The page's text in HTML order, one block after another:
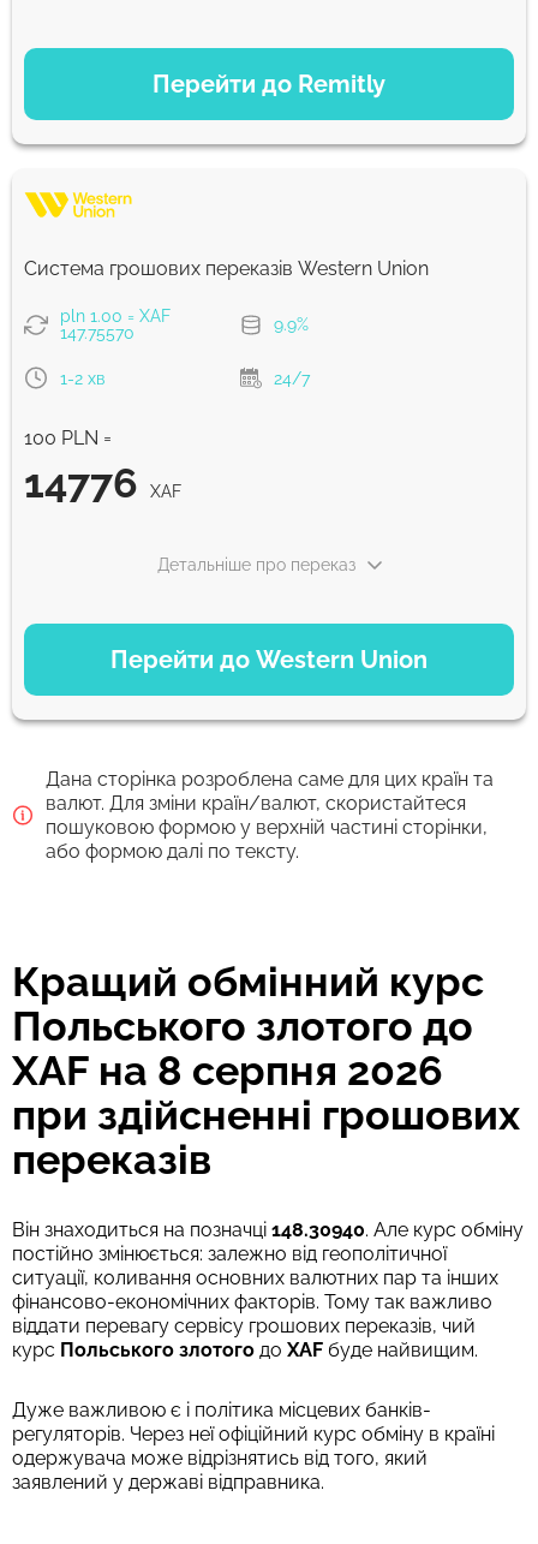
Перейти до Remitly
ВАРІАНТИ ОПЛАТИ
Економний
14793 XAF 5 д
14793 XAF
Комісія Strumok, завжди 0%
Система грошових переказів Western Union
pln 1.00 = XAF
147.75570
9.9%
1-2 хв 24/7
100 PLN =
14776 XAF
Перейти до Western Union
Детальніше про переказ
ВАРІАНТИ ОПЛАТИ
Debit/Credit Сard
14776 XAF 1-2 хв
Google Pay
14776 XAF
Комісія Strumok, завжди 0%
Дана сторінка розроблена саме для цих країн та
валют. Для зміни країн/валют, скористайтеся
пошуковою формою у верхній частині сторінки,
або формою далі по тексту.
Кращий обмінний курс
Польського злотого до
XAF на 8 серпня 2026
при здійсненні грошових
переказів
Він знаходиться на позначці 148.30940. Але курс обміну
постійно змінюється: залежно від геополітичної
ситуації, коливання основних валютних пар та інших
фінансово-економічних факторів. Тому так важливо
віддати перевагу сервісу грошових переказів, чий
курс Польського злотого до XAF буде найвищим.
Дуже важливою є і політика місцевих банків-
регуляторів. Через неї офіційний курс обміну в країні
одержувача може відрізнятись від того, який
заявлений у державі відправника.